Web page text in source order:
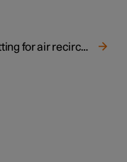
Activating and deactivating time setting for air recirculation